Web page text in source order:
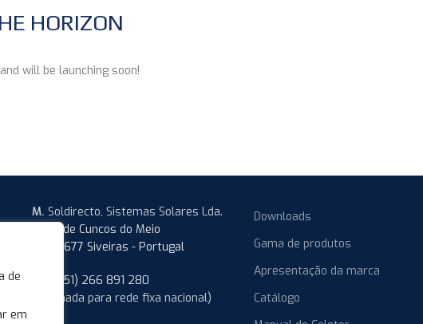
de
em
HORIZON
will be launching soon!
M. Soldirecto, Sistemas Solares Lda.
Herdade Cuncos do Meio
7050-677 Siveiras - Portugal
(+351) 266 891 280
(Chamada para rede fixa nacional)
Downloads
Gama de produtos
Apresentação da marca
Catálogo